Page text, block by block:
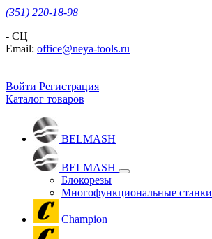
(351) 220-18-98
- СЦ
Email: office@neya-tools.ru
Войти Регистрация
Каталог товаров
BELMASH
BELMASH
Блокорезы
Многофункциональные станки
Champion